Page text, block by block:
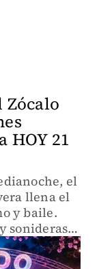
Zócalo
HOY 21
el
llena el
y baile.
sonideras
incluido el